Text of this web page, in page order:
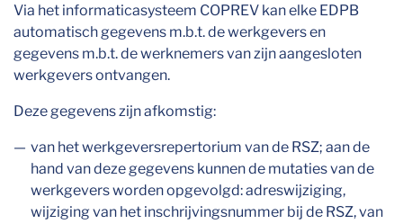
Via het informaticasysteem COPREV kan elke EDPB
automatisch gegevens m.b.t. de werkgevers en
gegevens m.b.t. de werknemers van zijn aangesloten
werkgevers ontvangen.
Deze gegevens zijn afkomstig:
van het werkgeversrepertorium van de RSZ; aan de
hand van deze gegevens kunnen de mutaties van de
werkgevers worden opgevolgd: adreswijziging,
wijziging van het inschrijvingsnummer bij de RSZ, van